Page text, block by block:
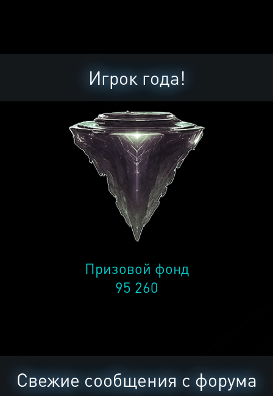
Игрок года!
Призовой фонд
95 260
Свежие сообщения с форума